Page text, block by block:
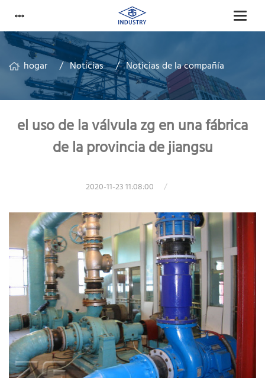
hogar Noticias Noticias de la compañía
el uso de la válvula zg en una fábrica
de la provincia de jiangsu
2020-11-23 11:08:00